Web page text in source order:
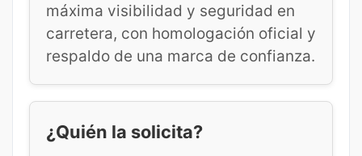
máxima visibilidad y seguridad en
carretera, con homologación oficial y
respaldo de una marca de confianza.
¿Quién la solicita?